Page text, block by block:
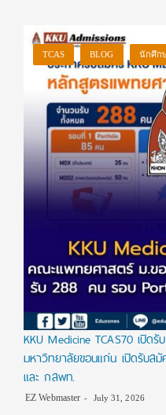
TCAS BLOG นักศึก
KKU Medicine TCAS70 เปิ
มหาวิทยาลัยขอนแก่น เปิดรับ
และ กสพท.
EZ Webmaster July 31, 2026